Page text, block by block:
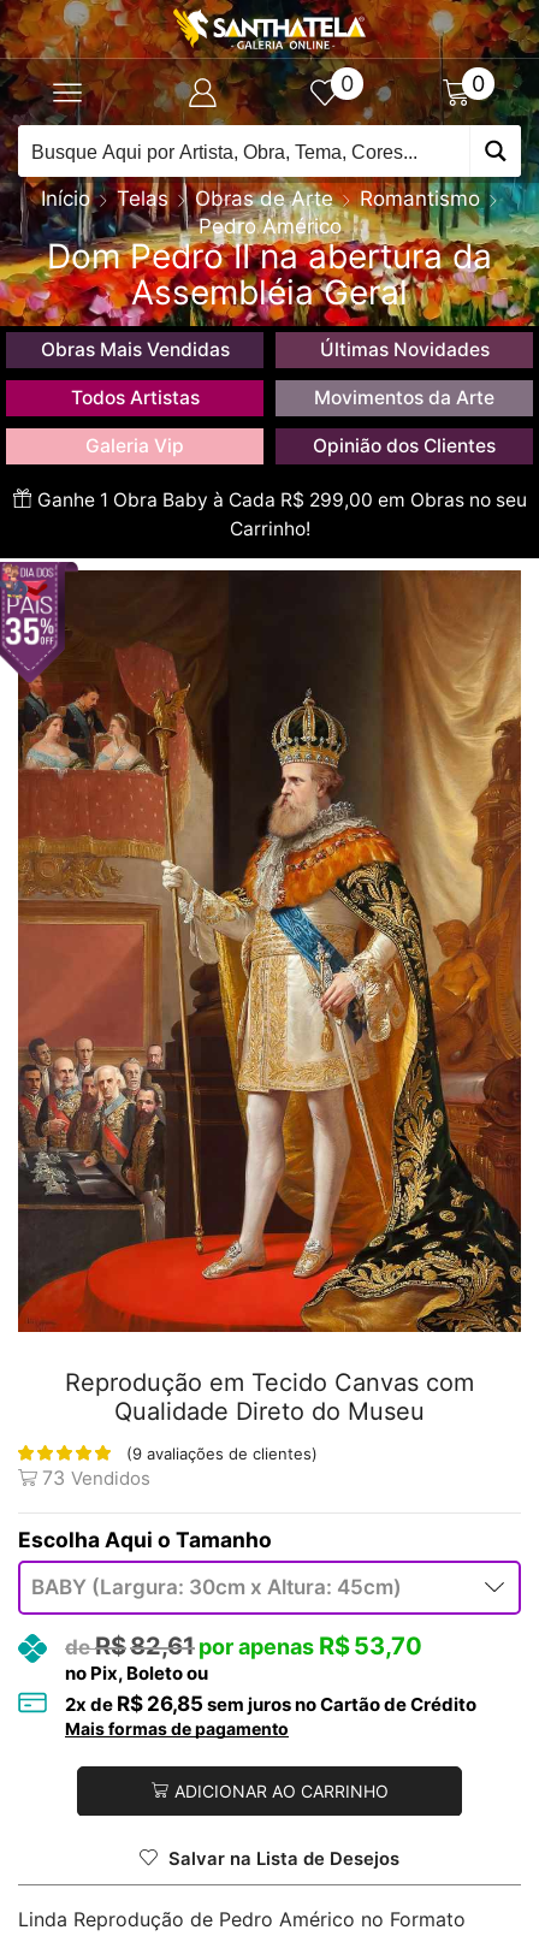
0 0
Início Telas Obras de Arte
Romantismo
Pedro Américo
Dom Pedro II na abertura da
Assembléia Geral
Obras Mais Vendidas Últimas Novidades
Todos Artistas Movimentos da Arte
Galeria Vip Opinião dos Clientes
Ganhe 1 Obra Baby à Cada R$ 299,00 em Obras no seu
Carrinho!
Reprodução em Tecido Canvas com
Qualidade Direto do Museu
(9 avaliações de clientes)
73 Vendidos
Tamanho
R$82,61 R$53,70
no Pix, Boleto ou
2x de R$ 26,85 sem juros no Cartão de Crédito
Mais formas de pagamento
ADICIONAR AO CARRINHO
Salvar na Lista de Desejos
Linda Reprodução de Pedro Américo no Formato